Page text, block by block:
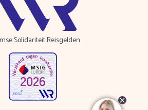
Solidariteit Reisgelden